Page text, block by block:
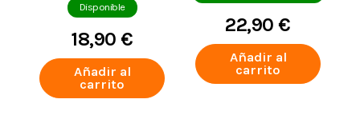
Disponible
18,90 €
Añadir al
carrito
22,90 €
Añadir al
carrito